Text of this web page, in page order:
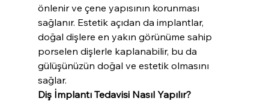
önlenir ve çene yapısının korunması
sağlanır. Estetik açıdan da implantlar,
doğal dişlere en yakın görünüme sahip
porselen dişlerle kaplanabilir, bu da
gülüşünüzün doğal ve estetik olmasını
sağlar.
Diş İmplantı Tedavisi Nasıl Yapılır?